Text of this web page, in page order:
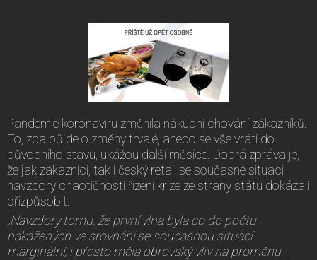
Pandemie koronaviru změnila nákupní chování zákazníků.
To, zda půjde o změny trvalé, anebo se vše vrátí do
původního stavu, ukážou další měsíce. Dobrá zpráva je,
že jak zákazníci, tak i český retail se současné situaci
navzdory chaotičnosti řízení krize ze strany státu dokázali
přizpůsobit.
„Navzdory tomu, že první vlna byla co do počtu
nakažených ve srovnání se současnou situací
marginální, i přesto měla obrovský vliv na proměnu